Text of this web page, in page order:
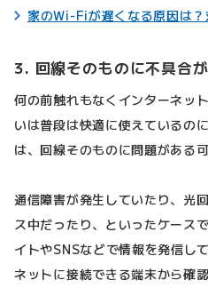
家のWi-Fiが遅くなる原因は？
3. 回線そのものに不具合
何の前触れもなくインターネッ
いは普段は快適に使えているの
は、回線そのものに問題がある
通信障害が発生していたり、光
ス中だったり、といったケース
イトやSNSなどで情報を発信し
ネットに接続できる端末から確